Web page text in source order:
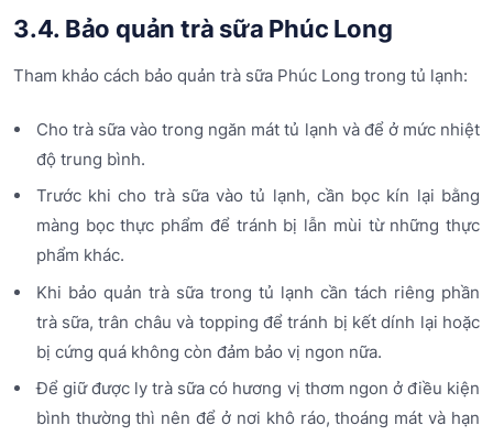
3.4. Bảo quản trà sữa Phúc Long
Tham khảo cách bảo quản trà sữa Phúc Long trong tủ lạnh:
Cho trà sữa vào trong ngăn mát tủ lạnh và để ở mức nhiệt
độ trung bình.
Trước khi cho trà sữa vào tủ lạnh, cần bọc kín lại bằng
màng bọc thực phẩm để tránh bị lẫn mùi từ những thực
phẩm khác.
Khi bảo quản trà sữa trong tủ lạnh cần tách riêng phần
trà sữa, trân châu và topping để tránh bị kết dính lại hoặc
bị cứng quá không còn đảm bảo vị ngon nữa.
Để giữ được ly trà sữa có hương vị thơm ngon ở điều kiện
bình thường thì nên để ở nơi khô ráo, thoáng mát và hạn